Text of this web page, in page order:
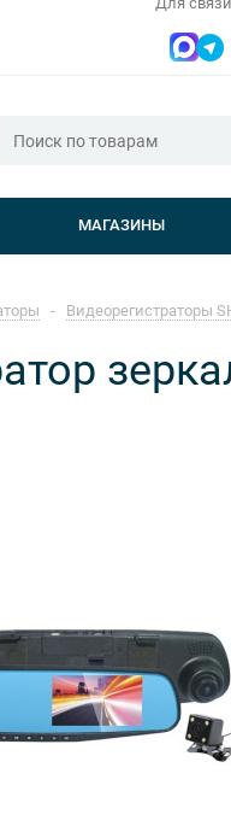
МАГАЗИНЫ
- Видеорегистраторы